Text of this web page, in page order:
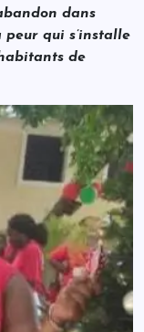
dans
peur qui s’installe
de